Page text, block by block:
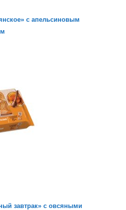
с апельсиновым
завтрак» с овсяными